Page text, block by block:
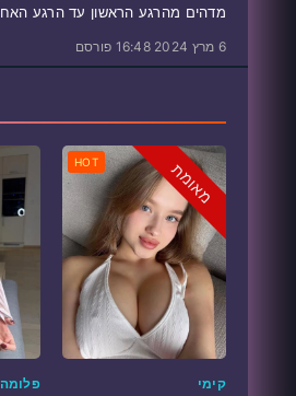
מדהים מהרגע הראשון עד הרגע האח
6 מרץ 2024 16:48 פורסם
פלומה קימי
HOT מאומת